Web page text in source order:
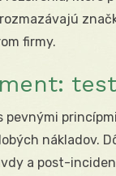
firmy.
nákladov.
a post-